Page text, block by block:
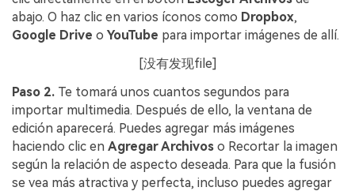
abajo. O haz clic en varios íconos como Dropbox,
Google Drive o YouTube para importar imágenes de allí.
[没有发现file]
Paso 2. Te tomará unos cuantos segundos para
importar multimedia. Después de ello, la ventana de
edición aparecerá. Puedes agregar más imágenes
haciendo clic en Agregar Archivos o Recortar la imagen
según la relación de aspecto deseada. Para que la fusión
se vea más atractiva y perfecta, incluso puedes agregar